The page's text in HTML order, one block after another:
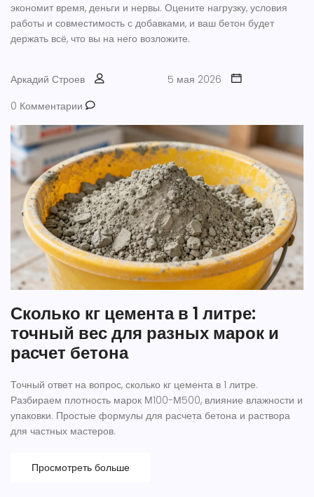
экономит время, деньги и нервы. Оцените нагрузку, условия
работы и совместимость с добавками, и ваш бетон будет
держать всё, что вы на него возложите.
Аркадий Строев
5 мая 2026
0 Комментарии
Сколько кг цемента в 1 литре:
точный вес для разных марок и
расчет бетона
Точный ответ на вопрос, сколько кг цемента в 1 литре.
Разбираем плотность марок М100-М500, влияние влажности и
упаковки. Простые формулы для расчета бетона и раствора
для частных мастеров.
Просмотреть больше